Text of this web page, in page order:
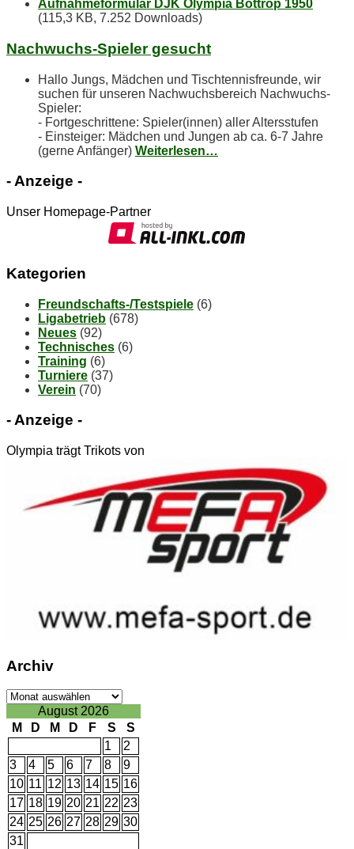
Aufnahmeformular DJK Olympia Bottrop 1950
(115,3 KB, 7.252 Downloads)
Nach­wuchs-Spie­ler gesucht
Hallo Jungs, Mädchen und Tischtennisfreunde, wir
suchen für unseren Nachwuchsbereich Nachwuchs-
Spieler:
- Fortgeschrittene: Spieler(innen) aller Altersstufen
- Einsteiger: Mädchen und Jungen ab ca. 6-7 Jahre
(gerne Anfänger) Weiterlesen…
- An­zei­ge -
Unser Homepage-Partner
Ka­te­go­rien
Freundschafts-/Testspiele (6)
Ligabetrieb (678)
Neues (92)
Technisches (6)
Training (6)
Turniere (37)
Verein (70)
- An­zei­ge -
Olympia trägt Trikots von
Ar­chiv
Ar­
August 2026
M
D M D F S
S
1
2
3
4 5 6 7 8
9
10 11 12 13 14 15 16
17 18 19 20 21 22 23
24 25 26 27 28 29 30
31